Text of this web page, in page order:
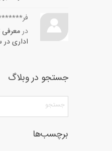
در
اداری در
جستجو در وبلاگ
برچسب‌ها